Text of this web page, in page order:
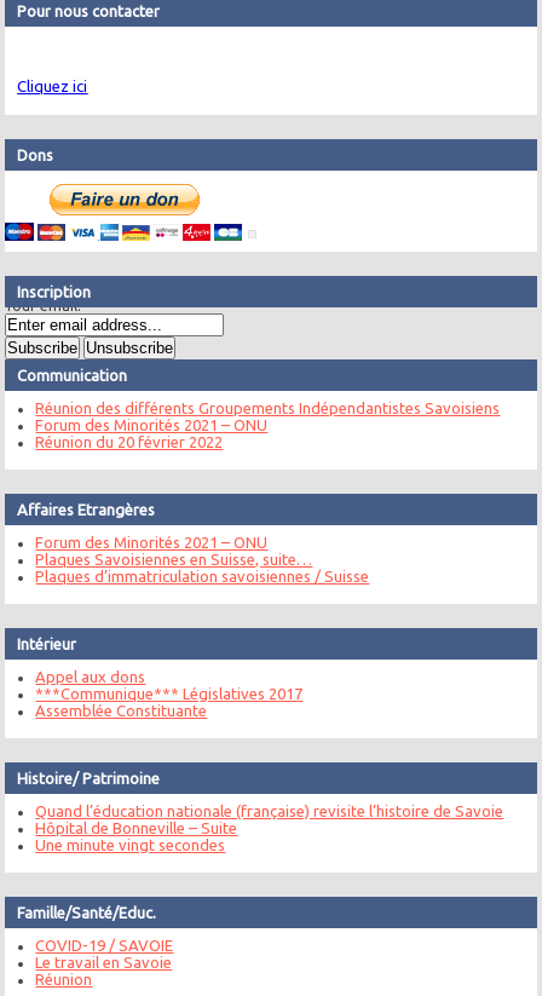
Pour nous contacter
Cliquez ici
Dons
Inscription
Your email:
Communication
Réunion des différents Groupements Indépendantistes Savoisiens
Forum des Minorités 2021 – ONU
Réunion du 20 février 2022
Affaires Etrangères
Forum des Minorités 2021 – ONU
Plaques Savoisiennes en Suisse, suite…
Plaques d’immatriculation savoisiennes / Suisse
Intérieur
Appel aux dons
***Communique*** Législatives 2017
Assemblée Constituante
Histoire/ Patrimoine
Quand l’éducation nationale (française) revisite l’histoire de Savoie
Hôpital de Bonneville – Suite
Une minute vingt secondes
Famille/Santé/Educ.
COVID-19 / SAVOIE
Le travail en Savoie
Réunion